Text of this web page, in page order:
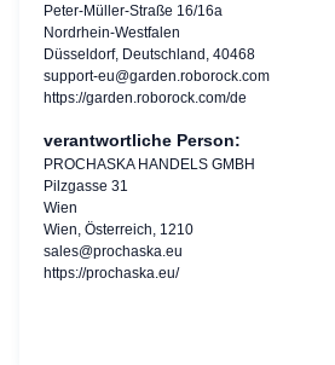
Peter-Müller-Straße 16/16a
Nordrhein-Westfalen
Düsseldorf, Deutschland, 40468
support-eu@garden.roborock.com
https://garden.roborock.com/de
verantwortliche Person:
PROCHASKA HANDELS GMBH
Pilzgasse 31
Wien
Wien, Österreich, 1210
sales@prochaska.eu
https://prochaska.eu/